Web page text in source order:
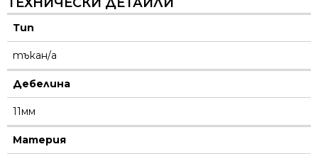
Тип
тъкан/а
Дебелина
11мм
Материя